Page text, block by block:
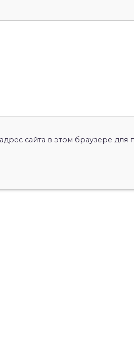
сайта в этом браузере